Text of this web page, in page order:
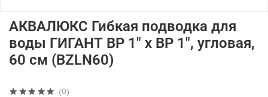
(0)
АКВАЛЮКС Гибкая подводка для
воды ГИГАНТ ВР 1" х ВР 1", угловая,
60 см (BZLN60)